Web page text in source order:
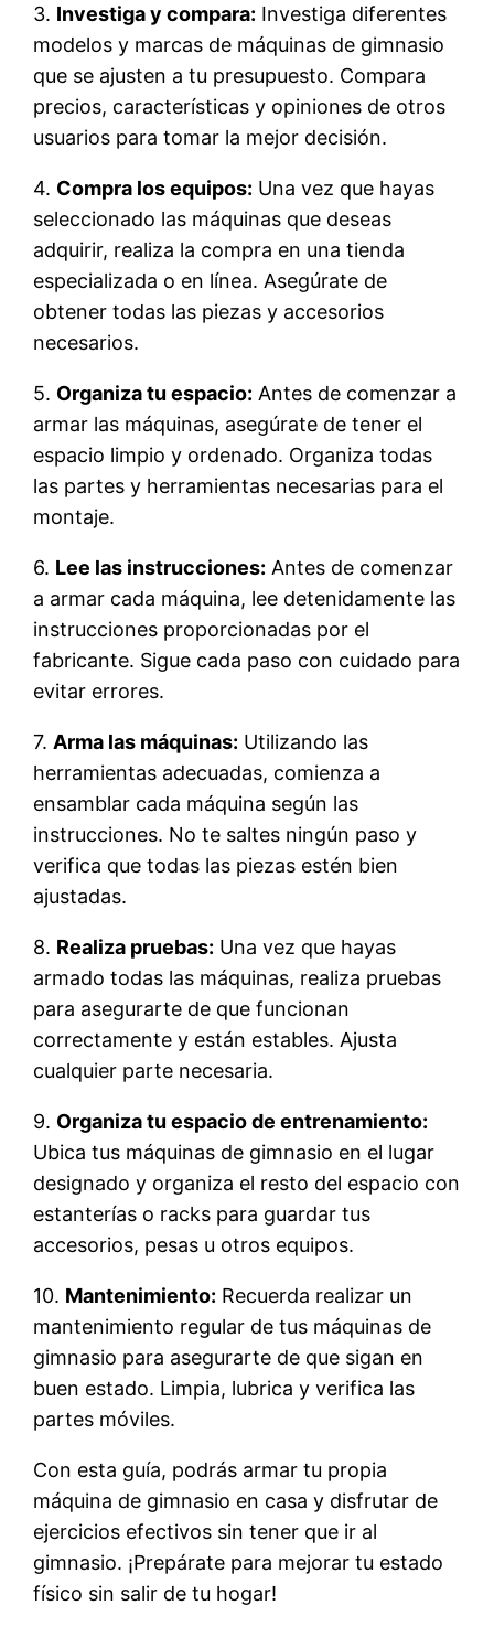
3. Investiga y compara: Investiga diferentes
modelos y marcas de máquinas de gimnasio
que se ajusten a tu presupuesto. Compara
precios, características y opiniones de otros
usuarios para tomar la mejor decisión.
4. Compra los equipos: Una vez que hayas
seleccionado las máquinas que deseas
adquirir, realiza la compra en una tienda
especializada o en línea. Asegúrate de
obtener todas las piezas y accesorios
necesarios.
5. Organiza tu espacio: Antes de comenzar a
armar las máquinas, asegúrate de tener el
espacio limpio y ordenado. Organiza todas
las partes y herramientas necesarias para el
montaje.
6. Lee las instrucciones: Antes de comenzar
a armar cada máquina, lee detenidamente las
instrucciones proporcionadas por el
fabricante. Sigue cada paso con cuidado para
evitar errores.
7. Arma las máquinas: Utilizando las
herramientas adecuadas, comienza a
ensamblar cada máquina según las
instrucciones. No te saltes ningún paso y
verifica que todas las piezas estén bien
ajustadas.
8. Realiza pruebas: Una vez que hayas
armado todas las máquinas, realiza pruebas
para asegurarte de que funcionan
correctamente y están estables. Ajusta
cualquier parte necesaria.
9. Organiza tu espacio de entrenamiento:
Ubica tus máquinas de gimnasio en el lugar
designado y organiza el resto del espacio con
estanterías o racks para guardar tus
accesorios, pesas u otros equipos.
10. Mantenimiento: Recuerda realizar un
mantenimiento regular de tus máquinas de
gimnasio para asegurarte de que sigan en
buen estado. Limpia, lubrica y verifica las
partes móviles.
Con esta guía, podrás armar tu propia
máquina de gimnasio en casa y disfrutar de
ejercicios efectivos sin tener que ir al
gimnasio. ¡Prepárate para mejorar tu estado
físico sin salir de tu hogar!